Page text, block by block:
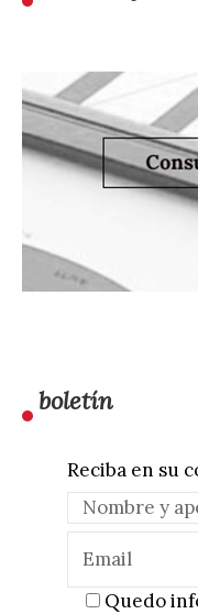
boletín
Reciba en su
Quedo